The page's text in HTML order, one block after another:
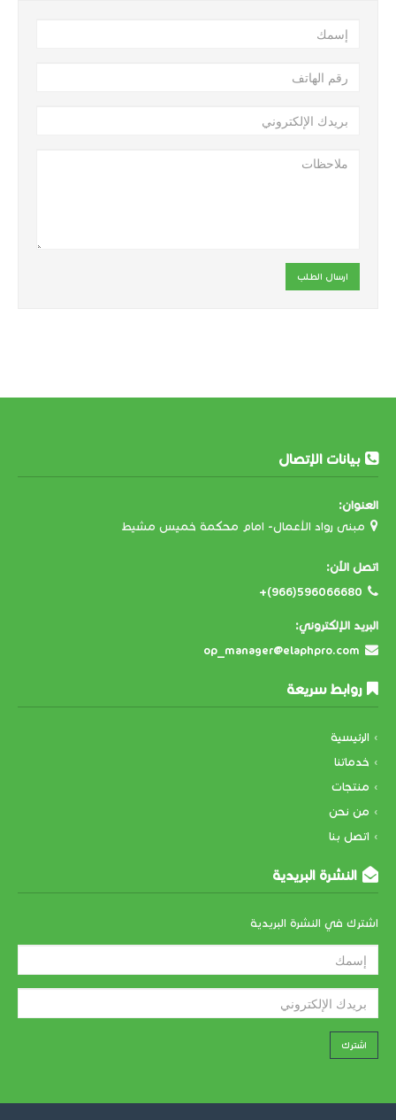
ارسال الطلب
بيانات الإتصال
العنوان:
مبنى رواد الأعمال- امام محكمة خميس مشيط
اتصل الآن:
+(966)596066680
البريد الإلكتروني:
op_manager@elaphpro.com
روابط سريعة
الرئيسية
خدماتنا
منتجات
من نحن
اتصل بنا
النشرة البريدية
اشترك في النشرة البريدية
اشترك